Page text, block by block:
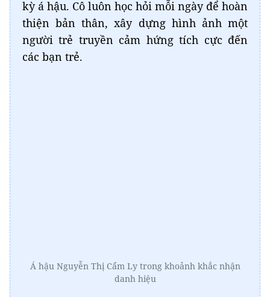
kỳ á hậu. Cô luôn học hỏi mỗi ngày để hoàn
thiện bản thân, xây dựng hình ảnh một
người trẻ truyền cảm hứng tích cực đến
các bạn trẻ.
Á hậu Nguyễn Thị Cẩm Ly trong khoảnh khắc nhận
danh hiệu